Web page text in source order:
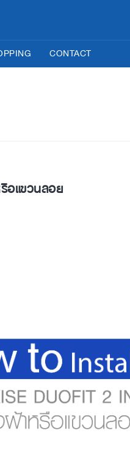
CONTACT
อแขวนลอย